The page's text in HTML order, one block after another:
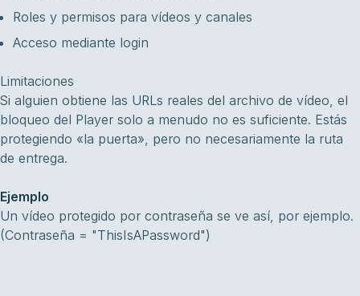
Roles y permisos para vídeos y canales
Acceso mediante login
Limitaciones
Si alguien obtiene las URLs reales del archivo de vídeo, el
bloqueo del Player solo a menudo no es suficiente. Estás
protegiendo «la puerta», pero no necesariamente la ruta
de entrega.
Ejemplo
Un vídeo protegido por contraseña se ve así, por ejemplo.
(Contraseña = "ThisIsAPassword")